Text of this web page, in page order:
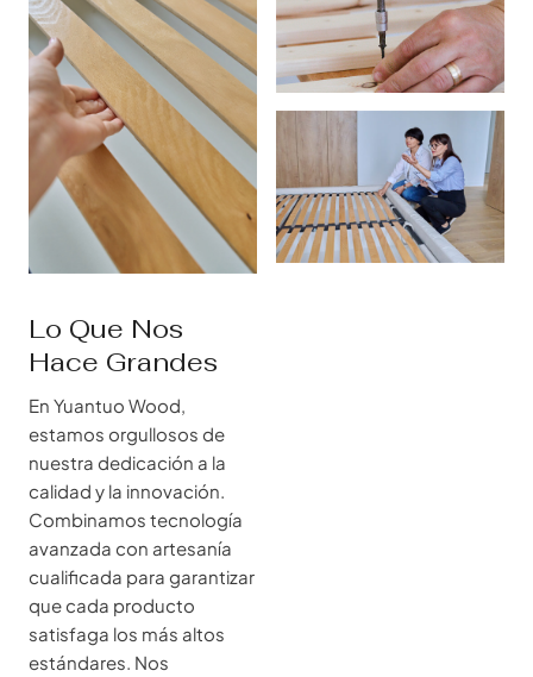
Lo Que Nos
Hace Grandes
En Yuantuo Wood,
estamos orgullosos de
nuestra dedicación a la
calidad y la innovación.
Combinamos tecnología
avanzada con artesanía
cualificada para garantizar
que cada producto
satisfaga los más altos
estándares. Nos